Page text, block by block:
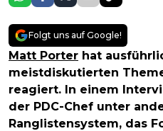
Folgt uns auf Google!
Matt Porter hat
meistdiskutierten
reagiert. In einem
der PDC-Chef unter
Ranglistensystem, das